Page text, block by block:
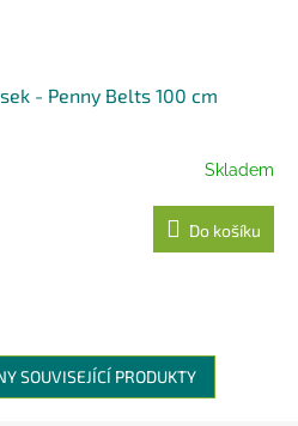
- Penny Belts 100 cm
Skladem
Do košíku
SOUVISEJÍCÍ PRODUKTY